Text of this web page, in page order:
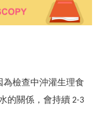
檢查中沖灌生理食
的關係，會持續 2-3